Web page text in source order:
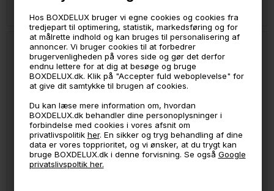
Hos BOXDELUX bruger vi egne cookies og cookies fra
tredjepart til optimering, statistik, markedsføring og for
at målrette indhold og kan bruges til personalisering af
annoncer. Vi bruger cookies til at forbedrer
brugervenligheden på vores side og gør det derfor
endnu lettere for at dig at besøge og bruge
BOXDELUX.dk. Klik på "Accepter fuld weboplevelse" for
at give dit samtykke til brugen af cookies.
Du kan læse mere information om, hvordan
BOXDELUX.dk behandler dine personoplysninger i
forbindelse med cookies i vores afsnit om
privatlivspolitik her. En sikker og tryg behandling af dine
data er vores topprioritet, og vi ønsker, at du trygt kan
bruge BOXDELUX.dk i denne forvisning. Se også Google
privatslivspoltik her.
LÆG I KURVEN